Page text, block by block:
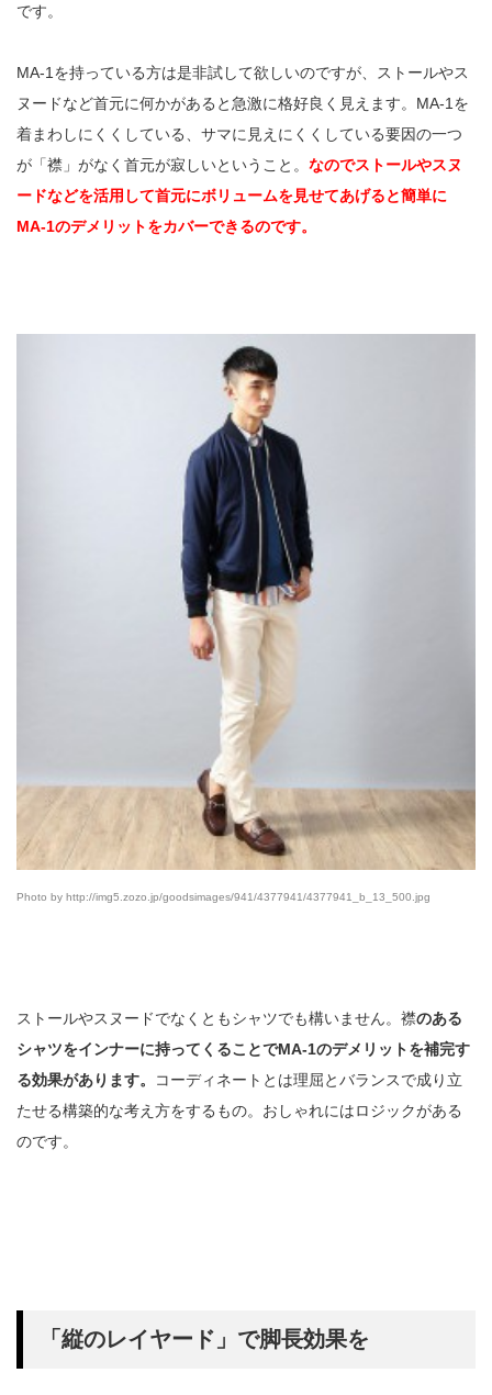
です。
MA-1を持っている方は是非試して欲しいのですが、ストールやス
ヌードなど首元に何かがあると急激に格好良く見えます。MA-1を
着まわしにくくしている、サマに見えにくくしている要因の一つ
が「襟」がなく首元が寂しいということ。 なのでストールやスヌ
ードなどを活用して首元にボリュームを見せてあげると簡単に
MA-1のデメリットをカバーできるのです。
Photo by http://img5.zozo.jp/goodsimages/941/4377941/4377941_b_13_500.jpg
ストールやスヌードでなくともシャツでも構いません。襟のある
シャツをインナーに持ってくることでMA-1のデメリットを補完す
る効果があります。
コーディネートとは理屈とバランスで成り立
たせる構築的な考え方をするもの。おしゃれにはロジックがある
のです。
「縦のレイヤード」で脚長効果を